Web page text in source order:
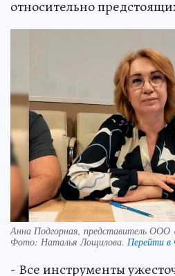
относительно
Анна Подгорная, представитель
Фото: Наталья Лощилова. Перейти
- Все инструменты